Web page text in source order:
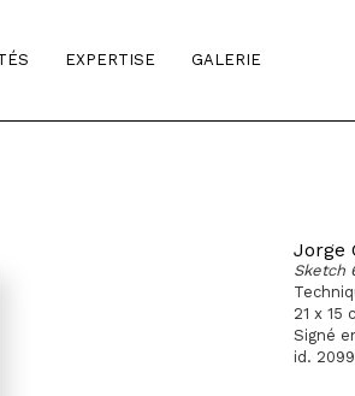
EXPERTISE GALERIE
Jorge
Sketch
21 x 15
Signé
id.